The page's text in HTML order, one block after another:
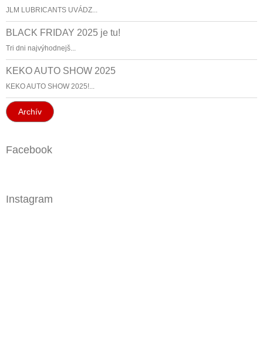
JLM LUBRICANTS UVÁDZ...
BLACK FRIDAY 2025 je tu!
Tri dni najvýhodnejš...
KEKO AUTO SHOW 2025
KEKO AUTO SHOW 2025!...
Archív
Facebook
Instagram